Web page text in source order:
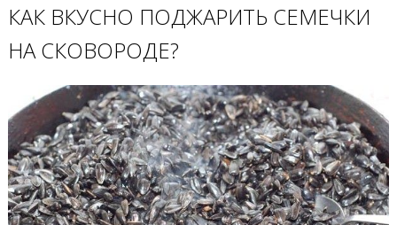
КАК ВКУСНО ПОДЖАРИТЬ СЕМЕЧКИ
НА СКОВОРОДЕ?